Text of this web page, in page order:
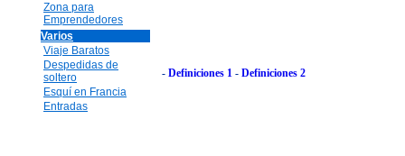
Zona para
Emprendedores
Varios
Viaje Baratos
Despedidas de
soltero
Esquí en Francia
Entradas
- Definiciones 1 - Definiciones 2